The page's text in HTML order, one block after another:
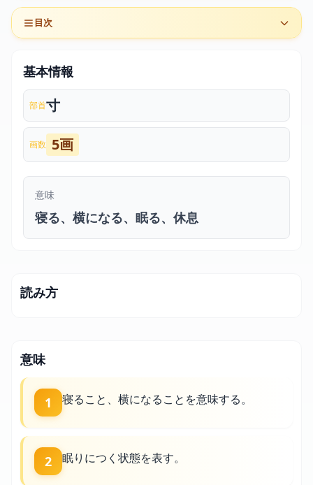
目次
基本情報
部首寸
画数 5画
意味
寝る、横になる、眠る、休息
読み方
意味
1 寝ること、横になることを意味する。
2 眠りにつく状態を表す。